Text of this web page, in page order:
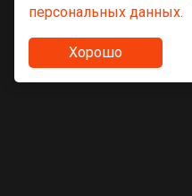
персональных данных.
Хорошо